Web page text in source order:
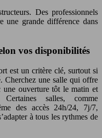
Des professionnels
une grande différence dans
vos disponibilités
est un critère clé, surtout si
Cherchez une salle qui offre
une ouverture tôt le matin et
salles, comme
des accès 24h/24, 7j/7,
à tous les rythmes de